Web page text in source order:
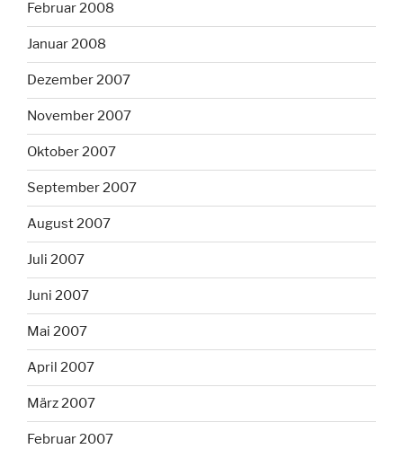
Februar 2008
Januar 2008
Dezember 2007
November 2007
Oktober 2007
September 2007
August 2007
Juli 2007
Juni 2007
Mai 2007
April 2007
März 2007
Februar 2007